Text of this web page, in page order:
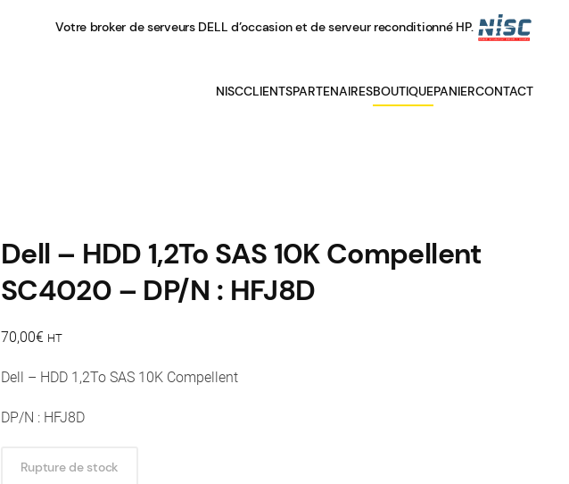
Votre broker de serveurs DELL d’occasion et de serveur reconditionné HP.
NISCCLIENTSPARTENAIRESBOUTIQUEPANIERCONTACT
Dell – HDD 1,2To SAS 10K Compellent
SC4020 – DP/N : HFJ8D
70,00€ HT
Dell – HDD 1,2To SAS 10K Compellent
DP/N : HFJ8D
Rupture de stock